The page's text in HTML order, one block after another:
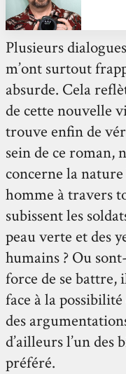
Plusieurs
m’ont surtout
absurde. Cela
de cette nouvelle
trouve enfin de
sein de ce roman,
concerne la
homme à travers
subissent les
peau verte et des
humains ? Ou
force de se battre,
face à la
des
d’ailleurs l’un des
préféré.